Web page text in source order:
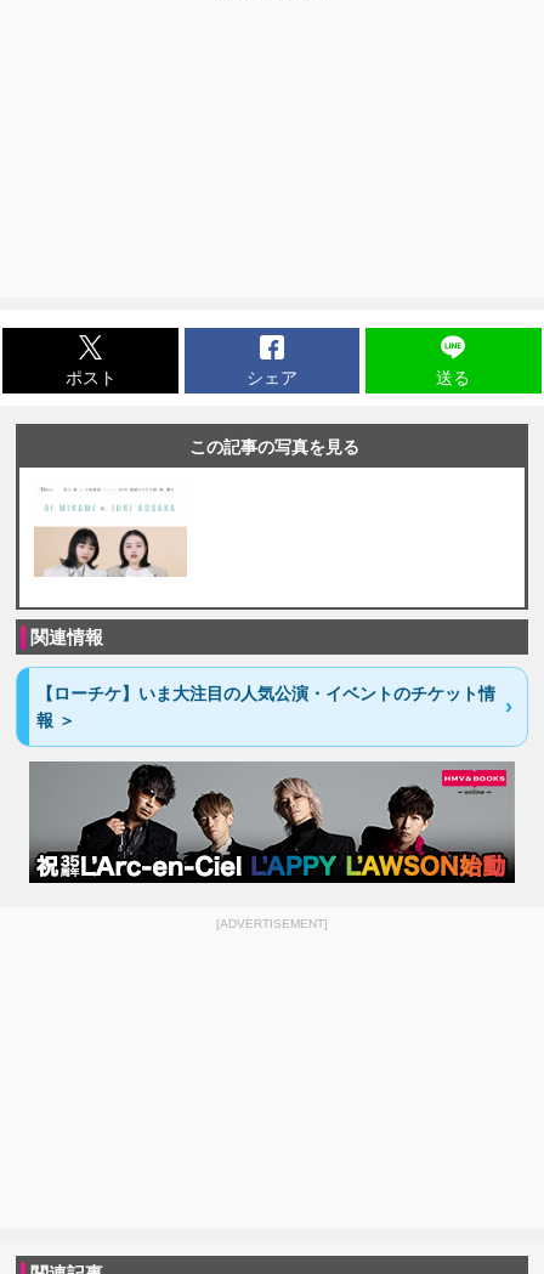
ポスト シェア 送る
この記事の写真を見る
関連情報
【ローチケ】いま大注目の人気公演・イベントのチケット情
報 ＞
[ADVERTISEMENT]